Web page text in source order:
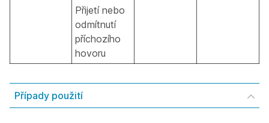
Přijetí nebo
odmítnutí
příchozího
hovoru
Případy použití